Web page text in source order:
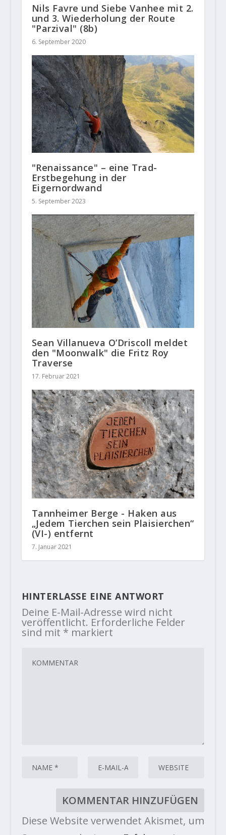
Nils Favre und Siebe Vanhee mit 2.
und 3. Wiederholung der Route
"Parzival" (8b)
6. September 2020
"Renaissance" – eine Trad-
Erstbegehung in der
Eigernordwand
5. September 2023
Sean Villanueva O’Driscoll meldet
den "Moonwalk" die Fritz Roy
Traverse
17. Februar 2021
Tannheimer Berge - Haken aus
„Jedem Tierchen sein Plaisierchen“
(VI-) entfernt
7. Januar 2021
HINTERLASSE EINE ANTWORT
Deine E-Mail-Adresse wird nicht
veröffentlicht. Erforderliche Felder
sind mit * markiert
Diese Website verwendet Akismet, um